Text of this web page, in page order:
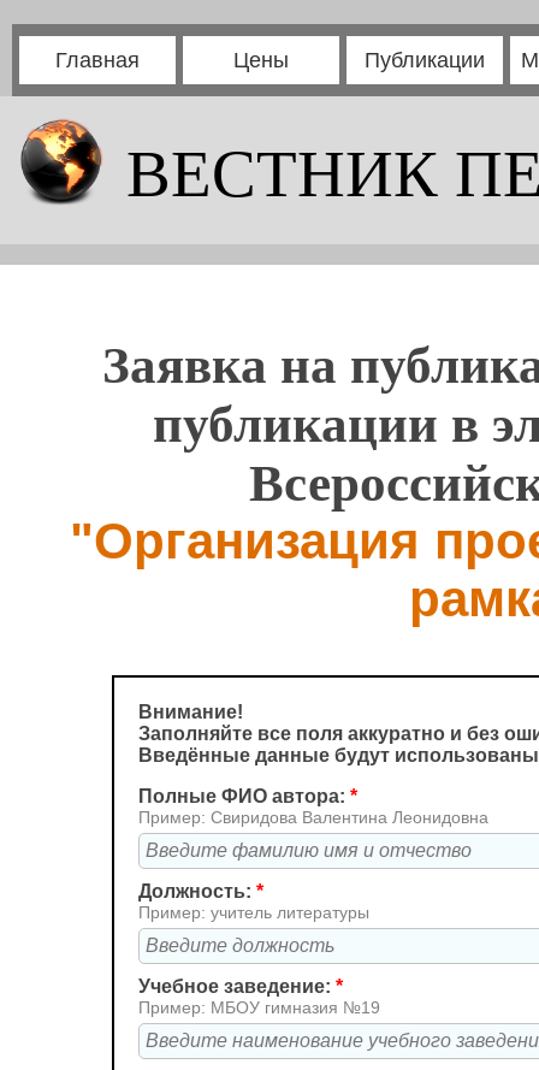
Главная Цены Публикации
ВЕСТНИК
Заявка на
публикации в
"Организация
Внимание!
Заполняйте все поля аккуратно и без
Введённые данные будут
Полные ФИО автора: *
Пример: Свиридова Валентина Леонидовна
Должность: *
Пример: учитель литературы
Учебное заведение: *
Пример: МБОУ гимназия №19